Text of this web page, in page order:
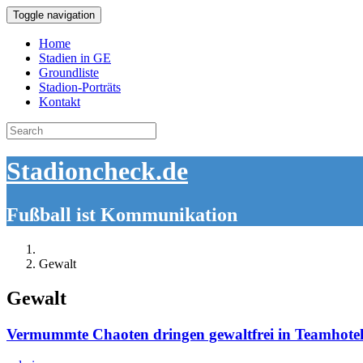
Toggle navigation
Home
Stadien in GE
Groundliste
Stadion-Porträts
Kontakt
Search
for:
Stadioncheck.de
Fußball ist Kommunikation
Gewalt
Gewalt
Vermummte Chaoten dringen gewaltfrei in